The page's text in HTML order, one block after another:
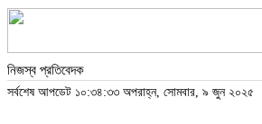
নিজস্ব প্রতিবেদক
সর্বশেষ আপডেট ১০:৩৪:৩৩ অপরাহ্ন, সোমবার, ৯ জুন ২০২৫